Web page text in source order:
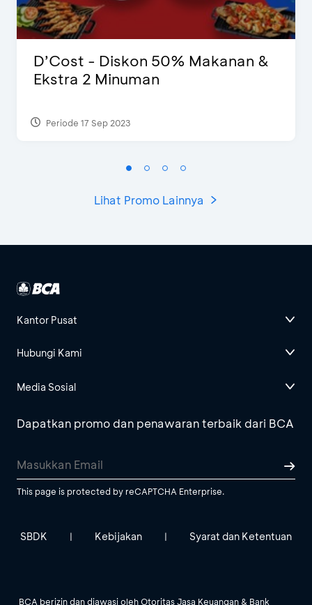
D’Cost - Diskon 50% Makanan &
Ekstra 2 Minuman
Periode 17 Sep 2023
Lihat Promo Lainnya
Kantor Pusat
Hubungi Kami
Media Sosial
Dapatkan promo dan penawaran terbaik dari BCA
This page is protected by reCAPTCHA Enterprise.
SBDK | Kebijakan | Syarat dan Ketentuan
BCA berizin dan diawasi oleh Otoritas Jasa Keuangan & Bank